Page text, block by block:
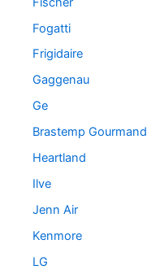
Fogatti
Frigidaire
Gaggenau
Ge
Brastemp Gourmand
Heartland
Ilve
Jenn Air
Kenmore
LG